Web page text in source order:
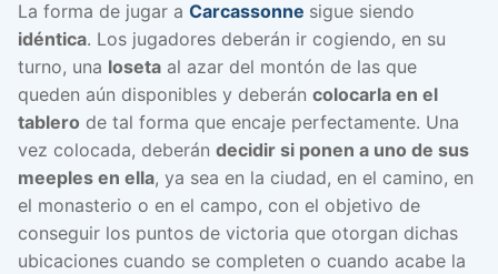
La forma de jugar a Carcassonne sigue siendo
idéntica. Los jugadores deberán ir cogiendo, en su
turno, una loseta al azar del montón de las que
queden aún disponibles y deberán colocarla en el
tablero de tal forma que encaje perfectamente. Una
vez colocada, deberán decidir si ponen a uno de sus
meeples en ella, ya sea en la ciudad, en el camino, en
el monasterio o en el campo, con el objetivo de
conseguir los puntos de victoria que otorgan dichas
ubicaciones cuando se completen o cuando acabe la